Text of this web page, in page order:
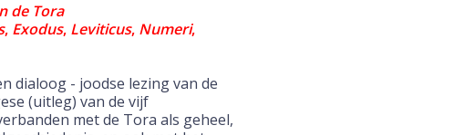
de Tora
, Exodus, Leviticus, Numeri,
dialoog - joodse lezing van de
(uitleg) van de vijf
met de Tora als geheel,